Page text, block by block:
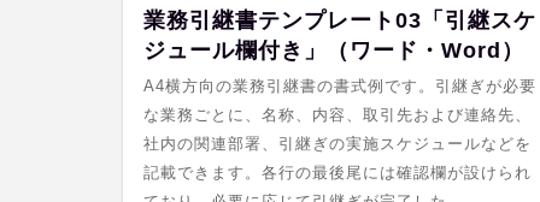
業務引継書テンプレート03「引継スケ
ジュール欄付き」（ワード・Word）
A4横方向の業務引継書の書式例です。引継ぎが必要
な業務ごとに、名称、内容、取引先および連絡先、
社内の関連部署、引継ぎの実施スケジュールなどを
記載できます。各行の最後尾には確認欄が設けられ